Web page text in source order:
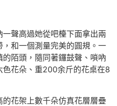
聲高過她從吧檯下面拿出兩
和一個測量完美的圓規。一
陌頭，隨同著鑼鼓聲、嗩吶
花朵、重200余斤的花桌在8
花架上數千朵仿真花層層疊